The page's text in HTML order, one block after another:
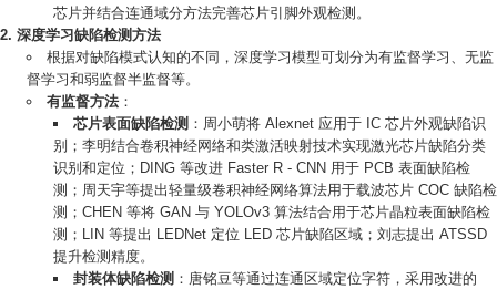
芯片并结合连通域分方法完善芯片引脚外观检测。
深度学习缺陷检测方法
根据对缺陷模式认知的不同，深度学习模型可划分为有监督学习、无监
督学习和弱监督半监督等。
有监督方法 ：
芯片表面缺陷检测 ：周小萌将 Alexnet 应用于 IC 芯片外观缺陷识
别；李明结合卷积神经网络和类激活映射技术实现激光芯片缺陷分类
识别和定位；DING 等改进 Faster R - CNN 用于 PCB 表面缺陷检
测；周天宇等提出轻量级卷积神经网络算法用于载波芯片 COC 缺陷检
测；CHEN 等将 GAN 与 YOLOv3 算法结合用于芯片晶粒表面缺陷检
测；LIN 等提出 LEDNet 定位 LED 芯片缺陷区域；刘志提出 ATSSD
提升检测精度。
封装体缺陷检测 ：唐铭豆等通过连通区域定位字符，采用改进的